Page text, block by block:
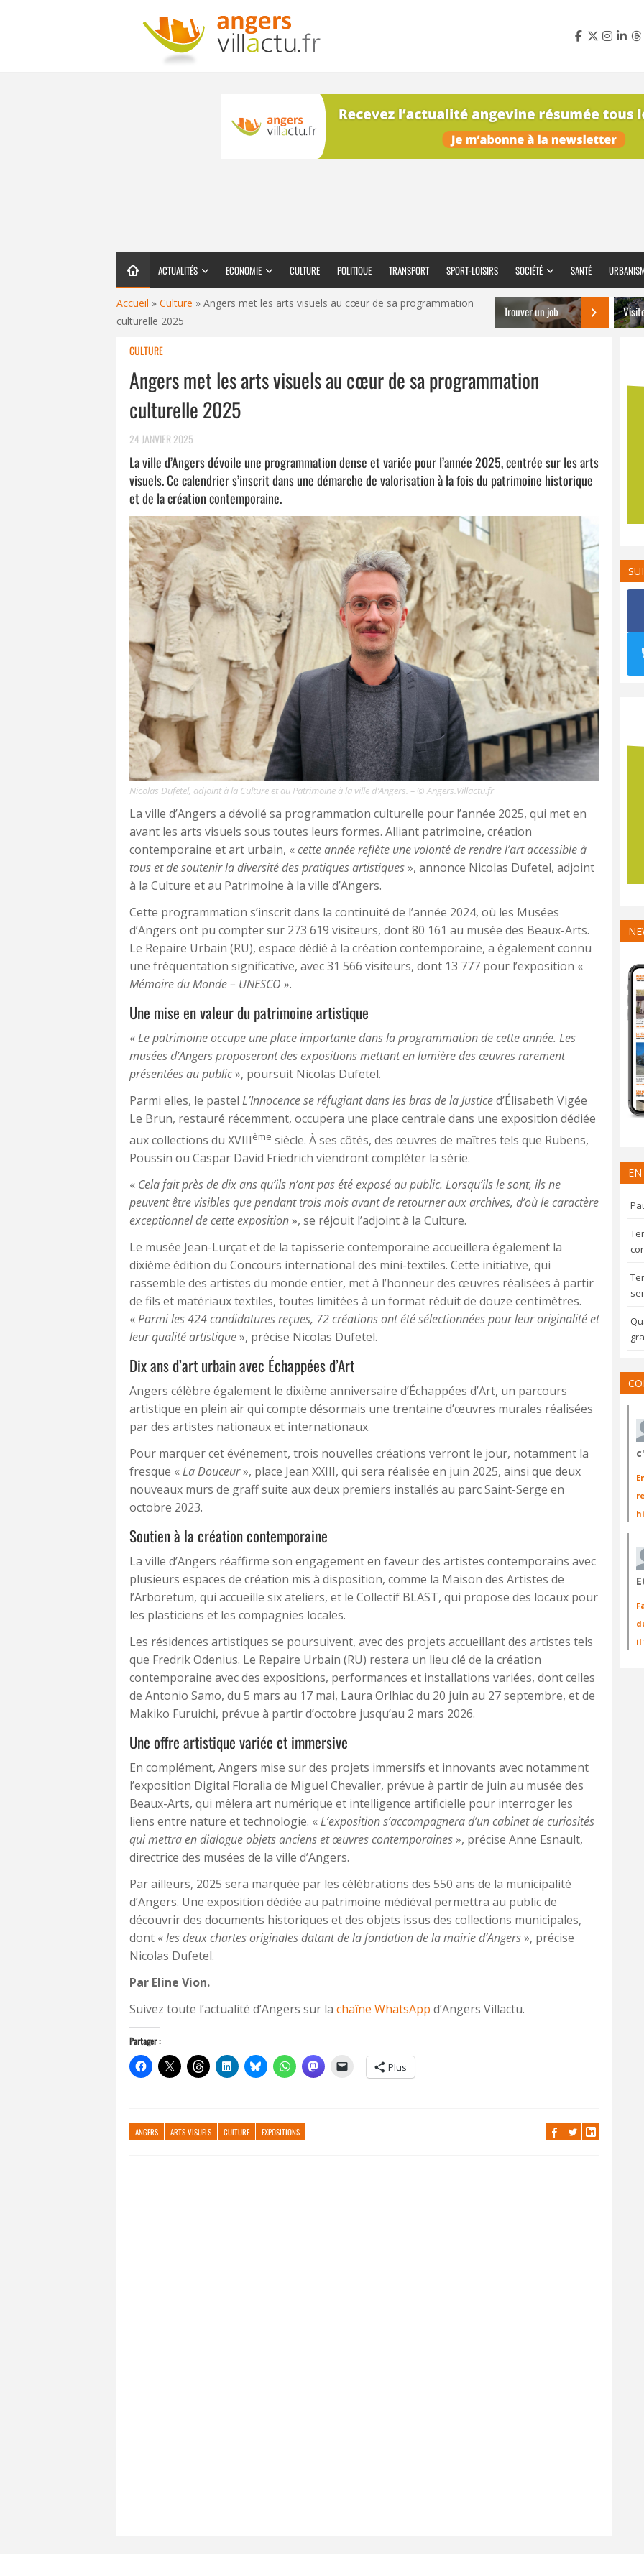
ACTUALITÉS ECONOMIE CULTURE POLITIQUE TRANSPORT SPORT-LOISIRS SOCIÉTÉ SANTÉ
Accueil » Culture » Angers met les arts visuels au cœur de sa programmation
culturelle 2025
Trouver un job
CULTURE
Angers met les arts visuels au cœur de sa programmation
culturelle 2025
24 JANVIER 2025
La ville d’Angers dévoile une programmation dense et variée pour l’année 2025, centrée sur les arts
visuels. Ce calendrier s’inscrit dans une démarche de valorisation à la fois du patrimoine historique
et de la création contemporaine.
Nicolas Dufetel, adjoint à la Culture et au Patrimoine à la ville d’Angers. – © Angers.Villactu.fr
La ville d’Angers a dévoilé sa programmation culturelle pour l’année 2025, qui met en
avant les arts visuels sous toutes leurs formes. Alliant patrimoine, création
contemporaine et art urbain, «cette année reflète une volonté de rendre l’art accessible à
tous et de soutenir la diversité des pratiques artistiques», annonce Nicolas Dufetel, adjoint
à la Culture et au Patrimoine à la ville d’Angers.
Cette programmation s’inscrit dans la continuité de l’année 2024, où les Musées
d’Angers ont pu compter sur 273 619 visiteurs, dont 80 161 au musée des Beaux-Arts.
Le Repaire Urbain (RU), espace dédié à la création contemporaine, a également connu
une fréquentation significative, avec 31 566 visiteurs, dont 13 777 pour l’exposition «
Mémoire du Monde – UNESCO ».
Une mise en valeur du patrimoine artistique
«Le patrimoine occupe une place importante dans la programmation de cette année. Les
musées d’Angers proposeront des expositions mettant en lumière des œuvres rarement
présentées au public», poursuit Nicolas Dufetel.
Parmi elles, le pastel L’Innocencese réfugiant dans les bras de la Justiced’Élisabeth Vigée
Le Brun, restauré récemment, occupera une place centrale dans une exposition dédiée
aux collections du XVIIIème siècle. À ses côtés, des œuvres de maîtres tels que Rubens,
Poussin ou Caspar David Friedrich viendront compléter la série.
« Cela fait près de dix ans qu’ils n’ont pas été exposé au public. Lorsqu’ils le sont, ils ne
peuvent être visibles que pendant trois mois avant de retourner aux archives, d’où le caractère
exceptionnel de cette exposition», se réjouit l’adjoint à la Culture.
Le musée Jean-Lurçat et de la tapisserie contemporaine accueillera également la
dixième édition du Concours international des mini-textiles. Cette initiative, qui
rassemble des artistes du monde entier, met à l’honneur des œuvres réalisées à partir
de fils et matériaux textiles, toutes limitées à un format réduit de douze centimètres.
«Parmi les 424 candidatures reçues, 72 créations ont été sélectionnées pour leur originalité et
leur qualité artistique», précise Nicolas Dufetel.
Dix ans d’art urbain avec Échappées d’Art
Angers célèbre également le dixième anniversaire d’Échappées d’Art, un parcours
artistique en plein air qui compte désormais une trentaine d’œuvres murales réalisées
par des artistes nationaux et internationaux.
Pour marquer cet événement, trois nouvelles créations verront le jour, notamment la
fresque «La Douceur», place Jean XXIII, qui sera réalisée en juin 2025, ainsi que deux
nouveaux murs de graff suite aux deux premiers installés au parc Saint-Serge en
octobre 2023.
Soutien à la création contemporaine
La ville d’Angers réaffirme son engagement en faveur des artistes contemporains avec
plusieurs espaces de création mis à disposition, comme la Maison des Artistes de
l’Arboretum, qui accueille six ateliers, et le Collectif BLAST, qui propose des locaux pour
les plasticiens et les compagnies locales.
Les résidences artistiques se poursuivent, avec des projets accueillant des artistes tels
que Fredrik Odenius. Le Repaire Urbain (RU) restera un lieu clé de la création
contemporaine avec des expositions, performances et installations variées, dont celles
de Antonio Samo, du 5 mars au 17 mai, Laura Orlhiac du 20 juin au 27 septembre, et de
Makiko Furuichi, prévue à partir d’octobre jusqu’au 2 mars 2026.
Une offre artistique variée et immersive
En complément, Angers mise sur des projets immersifs et innovants avec notamment
l’exposition Digital Floralia de Miguel Chevalier, prévue à partir de juin au musée des
Beaux-Arts, qui mêlera art numérique et intelligence artificielle pour interroger les
liens entre nature et technologie. «L’exposition s’accompagnera d’un cabinet de curiosités
qui mettra en dialogue objets anciens et œuvres contemporaines», précise Anne Esnault,
directrice des musées de la ville d’Angers.
Par ailleurs, 2025 sera marquée par les célébrations des 550 ans de la municipalité
d’Angers. Une exposition dédiée au patrimoine médiéval permettra au public de
découvrir des documents historiques et des objets issus des collections municipales,
dont «les deux chartes originales datant de la fondation de la mairie d’Angers», précise
Nicolas Dufetel.
Par Eline Vion.
Suivez toute l’actualité d’Angers sur la chaîne WhatsApp d’Angers Villactu.
Partager :
Plus
ANGERS ARTS VISUELS CULTURE EXPOSITIONS
il